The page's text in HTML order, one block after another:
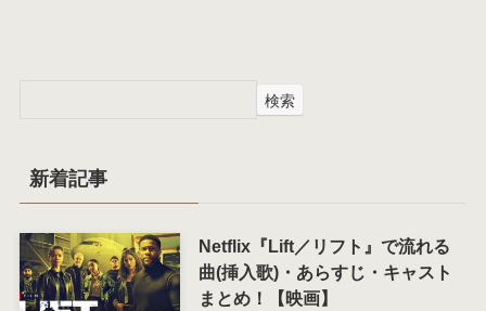
検索
新着記事
Netflix『Lift／リフト』で流れる
曲(挿入歌)・あらすじ・キャスト
まとめ！【映画】